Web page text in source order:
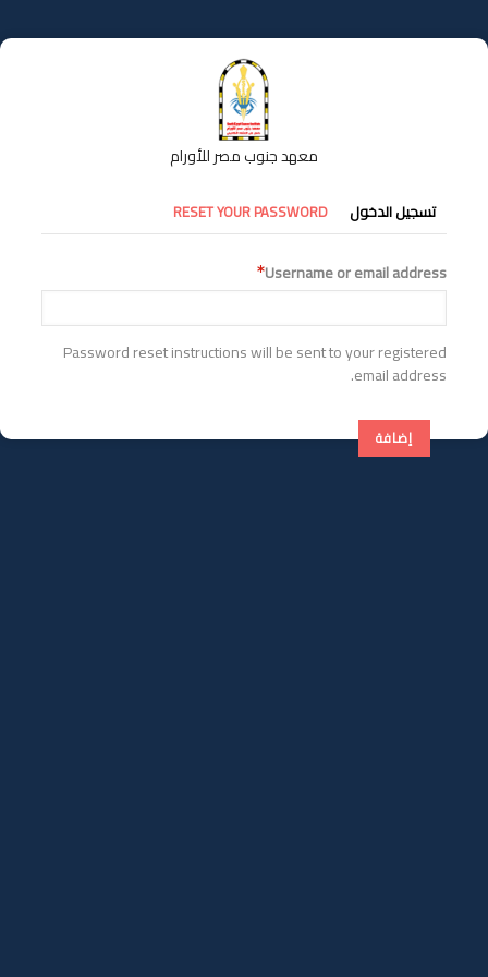
إلى
المحتوى
معهد جنوب مصر للأورام
التبويبات
الأساسية
تسجيل الدخول RESET YOUR PASSWORD
Username or email address
Password reset instructions will be sent to your registered
email address.